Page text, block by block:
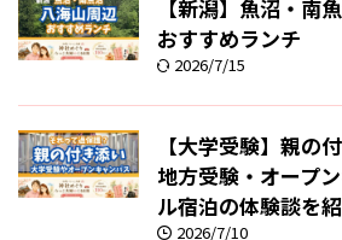
【新潟】魚沼・南
おすすめランチ
2026/7/15
【大学受験】親の
地方受験・オープ
ル宿泊の体験談を
2026/7/10